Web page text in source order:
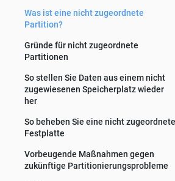
Was ist eine nicht zugeordnete
Partition?
Gründe für nicht zugeordnete
Partitionen
So stellen Sie Daten aus einem nicht
zugewiesenen Speicherplatz wieder
her
So beheben Sie eine nicht zugeordnete
Festplatte
Vorbeugende Maßnahmen gegen
zukünftige Partitionierungsprobleme